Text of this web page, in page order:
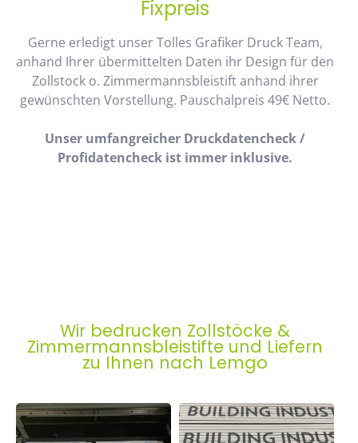
Fixpreis
Gerne erledigt unser Tolles Grafiker Druck Team,
anhand Ihrer übermittelten Daten ihr Design für den
Zollstock o. Zimmermannsbleistift anhand ihrer
gewünschten Vorstellung. Pauschalpreis 49€ Netto.
Unser umfangreicher Druckdatencheck /
Profidatencheck ist immer inklusive.
Wir bedrucken Zollstöcke &
Zimmermannsbleistifte und Liefern
zu Ihnen nach Lemgo